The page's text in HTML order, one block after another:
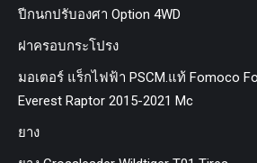
ปีกนกปรับองศา Option 4WD
ฝาครอบกระโปรง
มอเตอร์ แร็กไฟฟ้า PSCM.แท้ Fomoco
Everest Raptor 2015-2021 Mc
ยาง